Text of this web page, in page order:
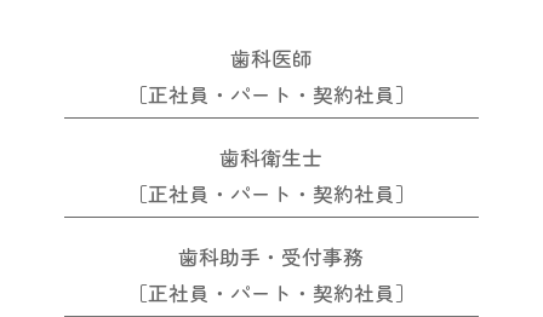
歯科医師
［正社員・パート・契約社員］
歯科衛生士
［正社員・パート・契約社員］
歯科助手・受付事務
［正社員・パート・契約社員］